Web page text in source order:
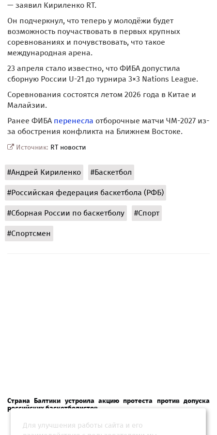
— заявил Кириленко RT.
Он подчеркнул, что теперь у молодёжи будет
возможность поучаствовать в первых крупных
соревнованиях и почувствовать, что такое
международная арена.
23 апреля стало известно, что ФИБА допустила
сборную России U-21 до турнира 3×3 Nations League.
Соревнования состоятся летом 2026 года в Китае и
Малайзии.
Ранее ФИБА перенесла отборочные матчи ЧМ-2027 из-
за обострения конфликта на Ближнем Востоке.
Источник: RT новости
#Андрей Кириленко #Баскетбол
#Российская федерация баскетбола (РФБ)
#Сборная России по баскетболу #Спорт
#Спортсмен
Страна Балтики устроила акцию протеста против допуска
российских баскетболистов
Для улучшения работы сайта и его